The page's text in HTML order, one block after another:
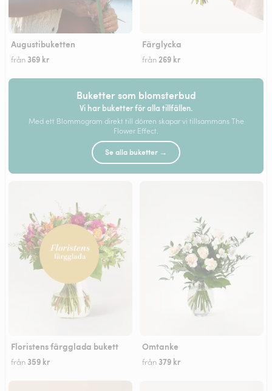
Augustibuketten
från 369 kr
Färglycka
från 269 kr
Buketter som blomsterbud
Vi har buketter för alla tillfällen.
Med ett Blommogram direkt till dörren skapar vi tillsammans The
Flower Effect.
Se alla buketter →
Floristens färgglada bukett
från 359 kr
Omtanke
från 379 kr